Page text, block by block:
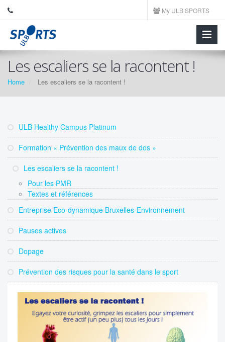
My ULB SPORTS
Les escaliers se la racontent !
Home Les escaliers se la racontent !
ULB Healthy Campus Platinum
Formation « Prévention des maux de dos »
Les escaliers se la racontent !
Pour les PMR
Textes et références
Entreprise Eco-dynamique Bruxelles-Environnement
Pauses actives
Dopage
Prévention des risques pour la santé dans le sport